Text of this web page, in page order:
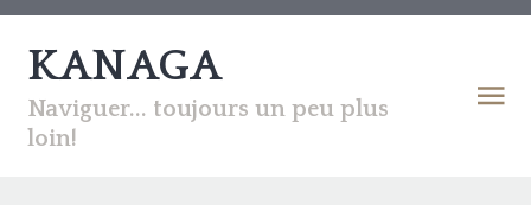
KANAGA
Naviguer... toujours un peu plus
loin!